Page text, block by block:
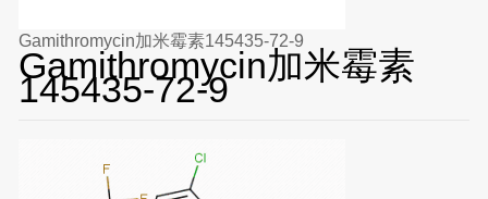
Gamithromycin加米霉素145435-72-9
Gamithromycin加米霉素
145435-72-9